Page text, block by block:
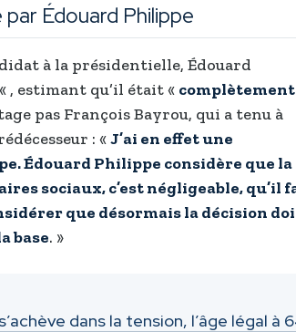
Édouard Philippe
à la présidentielle, Édouard
« , estimant qu’il était « complètement
pas François Bayrou, qui a tenu à
: «J’ai en effet une
Édouard Philippe considère que la
sociaux, c’est négligeable, qu’il
que désormais la décision
base. »
dans la tension, l’âge légal à